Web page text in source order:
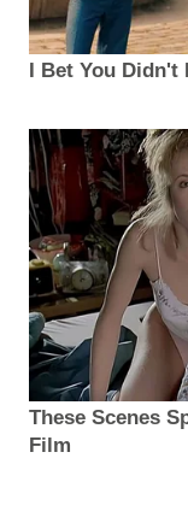
I Bet You
These Scenes
Film